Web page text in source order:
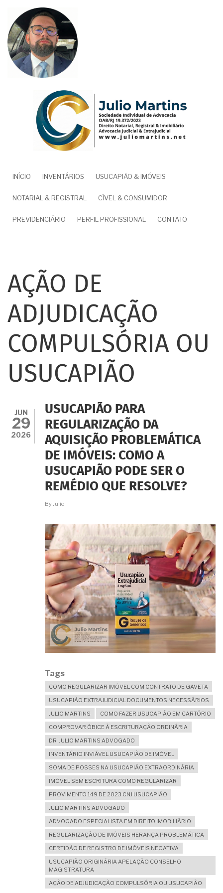
para
conteúdo
principal
NAVEGAÇÃO
PRINCIPAL
INÍCIO INVENTÁRIOS USUCAPIÃO & IMÓVEIS
NOTARIAL & REGISTRAL CÍVEL & CONSUMIDOR
PREVIDENCIÁRIO PERFIL PROFISSIONAL CONTATO
AÇÃO DE
ADJUDICAÇÃO
COMPULSÓRIA OU
USUCAPIÃO
JUN
29
2026
USUCAPIÃO PARA
REGULARIZAÇÃO DA
AQUISIÇÃO PROBLEMÁTICA
DE IMÓVEIS: COMO A
USUCAPIÃO PODE SER O
REMÉDIO QUE RESOLVE?
By Julio
Tags
COMO REGULARIZAR IMÓVEL COM CONTRATO DE GAVETA
USUCAPIÃO EXTRAJUDICIAL DOCUMENTOS NECESSÁRIOS
JULIO MARTINS
COMO FAZER USUCAPIÃO EM CARTÓRIO
COMPROVAR ÓBICE À ESCRITURAÇÃO ORDINÁRIA
DR. JULIO MARTINS ADVOGADO
INVENTÁRIO INVIÁVEL USUCAPIÃO DE IMÓVEL
SOMA DE POSSES NA USUCAPIÃO EXTRAORDINÁRIA
IMÓVEL SEM ESCRITURA COMO REGULARIZAR
PROVIMENTO 149 DE 2023 CNJ USUCAPIÃO
JULIO MARTINS ADVOGADO
ADVOGADO ESPECIALISTA EM DIREITO IMOBILIÁRIO
REGULARIZAÇÃO DE IMÓVEIS HERANÇA PROBLEMÁTICA
CERTIDÃO DE REGISTRO DE IMÓVEIS NEGATIVA
USUCAPIÃO ORIGINÁRIA APELAÇÃO CONSELHO
MAGISTRATURA
AÇÃO DE ADJUDICAÇÃO COMPULSÓRIA OU USUCAPIÃO